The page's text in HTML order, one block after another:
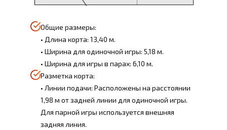
Общие размеры:
• Длина корта: 13,40 м.
• Ширина для одиночной игры: 5,18 м.
• Ширина для игры в парах: 6,10 м.
Разметка корта:
• Линии подачи: Расположены на расстоянии
1,98 м от задней линии для одиночной игры.
Для парной игры используется внешняя
задняя линия.